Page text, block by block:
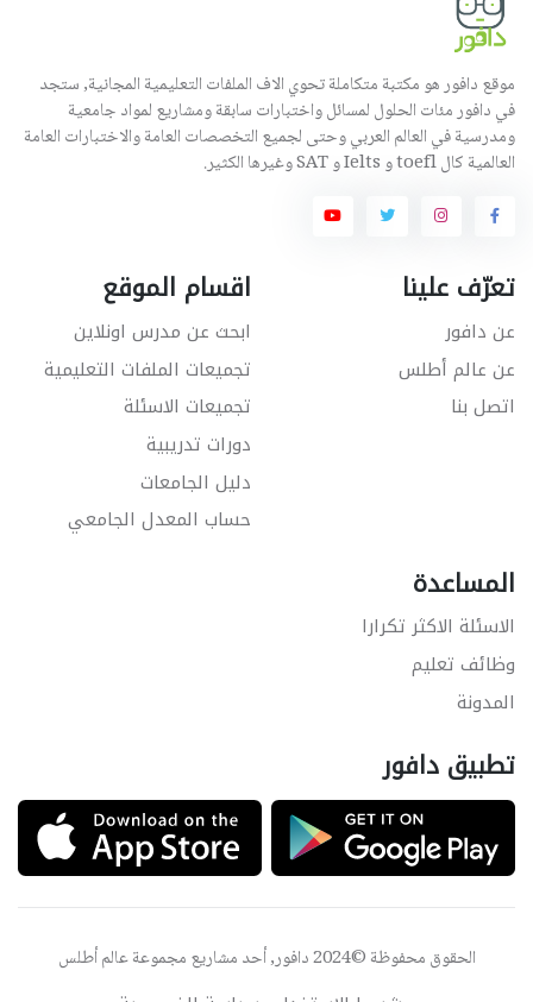
موقع دافور هو مكتبة متكاملة تحوي الاف الملفات التعليمية المجانية, ستجد
في دافور مئات الحلول لمسائل واختبارات سابقة ومشاريع لمواد جامعية
ومدرسية في العالم العربي وحتى لجميع التخصصات العامة والاختبارات العامة
العالمية كال toefl و Ielts و SAT وغيرها الكثير.
تعرّف علينا
عن دافور
عن عالم أطلس
اتصل بنا
اقسام الموقع
ابحث عن مدرس اونلاين
تجميعات الملفات التعليمية
تجميعات الاسئلة
دورات تدريبية
دليل الجامعات
حساب المعدل الجامعي
المساعدة
الاسئلة الاكثر تكرارا
وظائف تعليم
المدونة
تطبيق دافور
الحقوق محفوظة ©2024 دافور, أحد مشاريع مجموعة عالم أطلس